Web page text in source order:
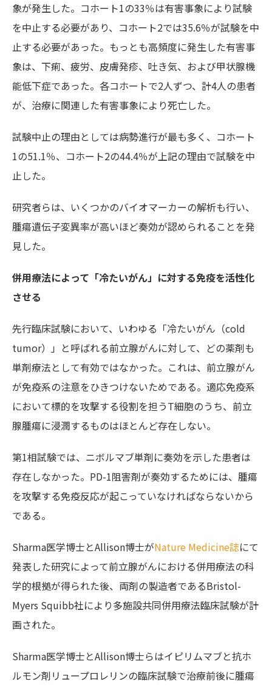
象が発生した。コホート1の33％は有害事象により試験
を中止する必要があり、コホート2では35.6％が試験を中
止する必要があった。もっとも高頻度に発生した有害事
象は、下痢、疲労、皮膚発疹、吐き気、および甲状腺機
能低下症であった。各コホートで2人ずつ、計4人の患者
が、治療に関連した有害事象により死亡した。
試験中止の理由としては病勢進行が最も多く、コホート
1の51.1％、コホート2の44.4％が上記の理由で試験を中
止した。
研究者らは、いくつかのバイオマーカーの解析も行い、
腫瘍遺伝子変異率が高いほど奏効が認められることを発
見した。
併用療法によって「冷たいがん」に対する免疫を活性化
させる
先行臨床試験において、いわゆる「冷たいがん（cold
tumor）」と呼ばれる前立腺がんに対して、どの薬剤も
単剤療法として有効ではなかった。これは、前立腺がん
が免疫系の注意をひきつけないためである。適応免疫系
において標的を攻撃する役割を担うT細胞のうち、前立
腺腫瘍に浸潤するものはほとんど存在しない。
第1相試験では、ニボルマブ単剤に奏効を示した患者は
存在しなかった。PD-1阻害剤が奏効するためには、腫瘍
を攻撃する免疫反応が起こっていなければならないから
である。
Sharma医学博士とAllison博士がNature Medicine誌にて
発表した研究によって前立腺がんにおける併用療法の科
学的根拠が得られた後、両剤の製造者であるBristol-
Myers Squibb社により多施設共同併用療法臨床試験が計
画された。
Sharma医学博士とAllison博士らはイピリムマブと抗ホ
ルモン剤リュープロレリンの臨床試験で治療前後に腫瘍